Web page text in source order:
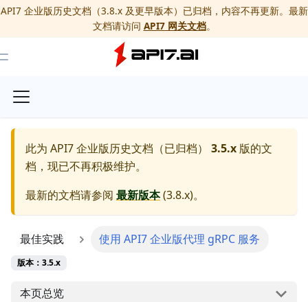
API7 企业版历史文档（3.8.x 及更早版本）已归档，内容不再更新。最新
文档请访问 API7 网关文档。
Toggle Menu
此为 API7 企业版历史文档（已归档） 3.5.x 版的文
档，现已不再积极维护。
最新的文档请参阅 最新版本(3.8.x)。
最佳实践 使用 API7 企业版代理 gRPC 服务
版本：3.5.x
本页总览